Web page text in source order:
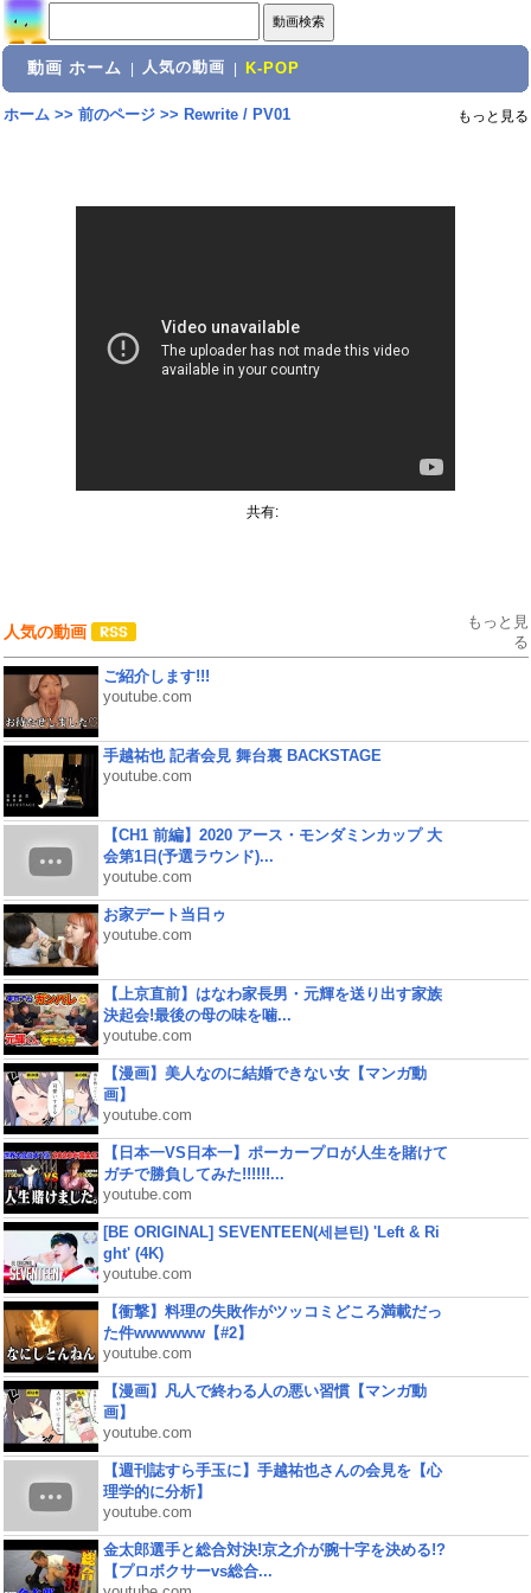
動画 ホーム 人気の動画 K-POP
ホーム>> 前のページ>> Rewrite / PV01 もっと見る
共有:
人気の動画
もっと見
る
ご紹介します!!!
youtube.com
手越祐也 記者会見 舞台裏 BACKSTAGE
youtube.com
【CH1 前編】2020 アース・モンダミンカップ 大
会第1日(予選ラウンド)...
youtube.com
お家デート当日ゥ
youtube.com
【上京直前】はなわ家長男・元輝を送り出す家族
決起会!最後の母の味を噛...
youtube.com
【漫画】美人なのに結婚できない女【マンガ動
画】
youtube.com
【日本一VS日本一】ポーカープロが人生を賭けて
ガチで勝負してみた!!!!!!...
youtube.com
[BE ORIGINAL] SEVENTEEN(세븐틴) 'Left & Ri
ght' (4K)
youtube.com
【衝撃】料理の失敗作がツッコミどころ満載だっ
た件wwwwww【#2】
youtube.com
【漫画】凡人で終わる人の悪い習慣【マンガ動
画】
youtube.com
【週刊誌すら手玉に】手越祐也さんの会見を【心
理学的に分析】
youtube.com
金太郎選手と総合対決!京之介が腕十字を決める!?
【プロボクサーvs総合...